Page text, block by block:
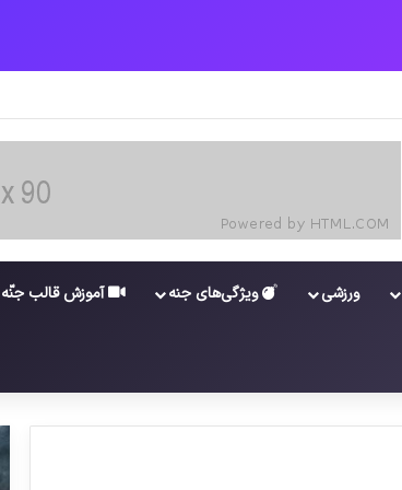
ورزشی ویژگی‌های جنه آموزش قالب جنّه